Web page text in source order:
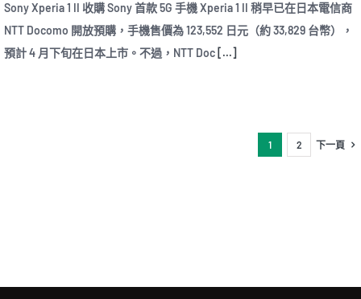
Sony Xperia 1 II 收購 Sony 首款 5G 手機 Xperia 1 II 稍早已在日本電信商
NTT Docomo 開放預購，手機售價為 123,552 日元（約 33,829 台幣），
預計 4 月下旬在日本上市。不過，NTT Doc [...]
1 2 下一頁